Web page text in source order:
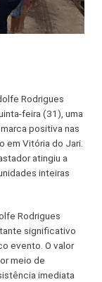
Rodrigues
feira (31), uma
positiva nas
em Vitória do Jari.
atingiu a
inteiras
Rodrigues
significativo
evento. O valor
meio de
imediata